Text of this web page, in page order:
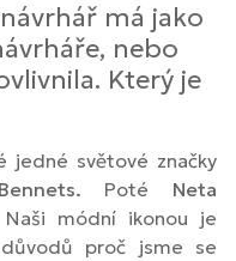
má jako
nebo
Který je
jedné světové značky
Poté Neta
módní ikonou je
proč jsme se